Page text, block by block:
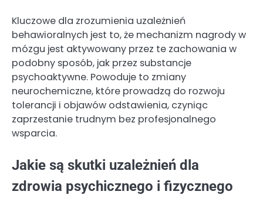
Kluczowe dla zrozumienia uzależnień
behawioralnych jest to, że mechanizm nagrody w
mózgu jest aktywowany przez te zachowania w
podobny sposób, jak przez substancje
psychoaktywne. Powoduje to zmiany
neurochemiczne, które prowadzą do rozwoju
tolerancji i objawów odstawienia, czyniąc
zaprzestanie trudnym bez profesjonalnego
wsparcia.
Jakie są skutki uzależnień dla
zdrowia psychicznego i fizycznego